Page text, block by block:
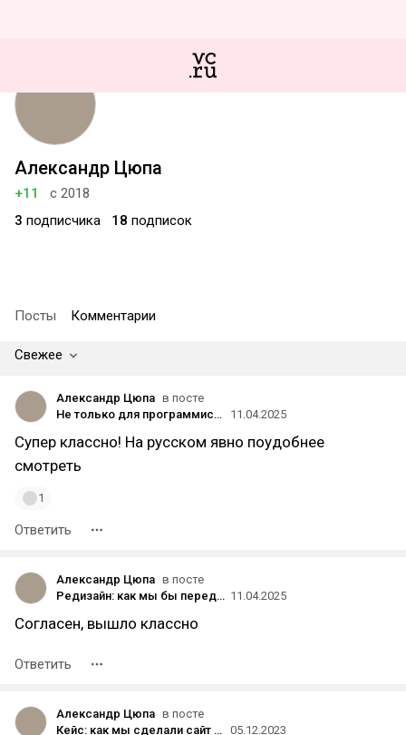
Александр Цюпа
+11
с 2018
3 подписчика 18 подписок
Посты Комментарии
Свежее
Александр Цюпа в посте
Не только для программистов: Какие лекции OpenAI Academy посмотреть тем, кто не кодит
11.04.2025
Супер классно! На русском явно поудобнее
смотреть
1
Ответить
Александр Цюпа в посте
Редизайн: как мы бы переделали сайт конкурса «Мисс Россия» 11.04.2025
Согласен, вышло классно
Ответить
Александр Цюпа в посте
Кейс: как мы сделали сайт для Летающего Макаронного Монстра 05.12.2023